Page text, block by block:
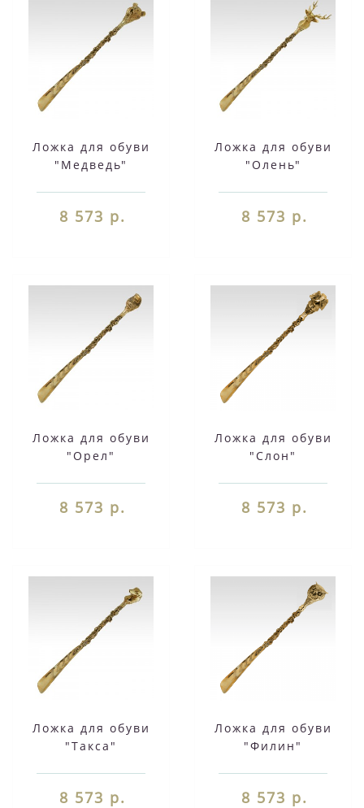
Ложка для обуви
"Медведь"
8 573 р.
Ложка для обуви
"Олень"
8 573 р.
Ложка для обуви
"Орел"
8 573 р.
Ложка для обуви
"Слон"
8 573 р.
Ложка для обуви
"Такса"
8 573 р.
Ложка для обуви
"Филин"
8 573 р.